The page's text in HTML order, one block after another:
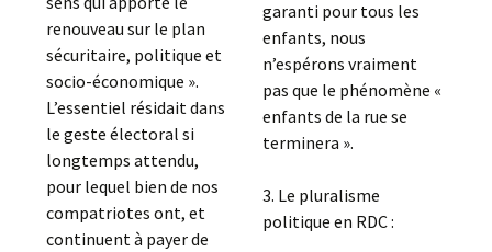
renouveau sur le plan
sécuritaire, politique et
socio-économique ».
L’essentiel résidait dans
le geste électoral si
longtemps attendu,
pour lequel bien de nos
compatriotes ont, et
continuent à payer de
garanti pour tous les
enfants, nous
n’espérons vraiment
pas que le phénomène «
enfants de la rue se
terminera ».
3. Le pluralisme
politique en RDC :